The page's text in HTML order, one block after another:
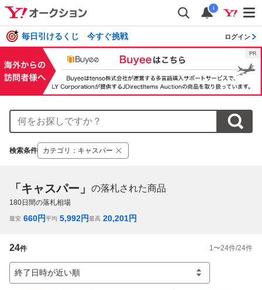
i
毎日引けるくじ 今すぐ挑戦 ログイン
検索条件 カテゴリ ： キャスパー
「キャスパー」 の落札された商品
180日間の落札相場
最安 660円平均 5,992円最高 20,201円
24件 1 〜24件/24件
終了日時が近い順